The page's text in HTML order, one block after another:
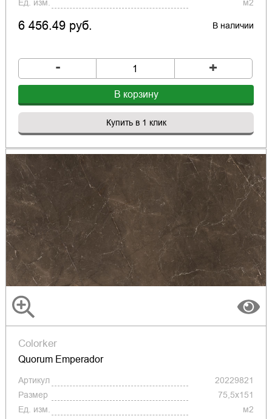
Ед. изм.
м2
6 456.49 руб. В наличии
- +
В корзину
Купить в 1 клик
Colorker
Quorum Emperador
Артикул
20229821
Размер
75,5x151
Ед. изм.
м2